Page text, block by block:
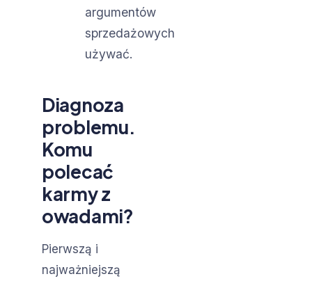
argumentów
sprzedażowych
używać.
Diagnoza
problemu.
Komu
polecać
karmy z
owadami?
Pierwszą i
najważniejszą